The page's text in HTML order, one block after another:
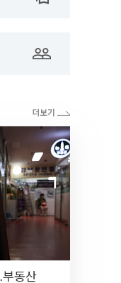
동산